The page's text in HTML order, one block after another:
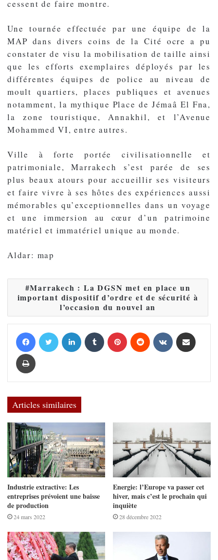
cessent de faire montre.
Une tournée effectuée par une équipe de la
MAP dans divers coins de la Cité ocre a pu
constater de visu la mobilisation de taille ainsi
que les efforts exemplaires déployés par les
différentes équipes de police au niveau de
moult quartiers, places publiques et avenues
notamment, la mythique Place de Jémaâ El Fna,
la zone touristique, Annakhil, et l’Avenue
Mohammed VI, entre autres.
Ville à forte portée civilisationnelle et
patrimoniale, Marrakech s’est parée de ses
plus beaux atours pour accueillir ses visiteurs
et faire vivre à ses hôtes des expériences aussi
mémorables qu’exceptionnelles dans un voyage
et une immersion au cœur d’un patrimoine
matériel et immatériel unique au monde.
Aldar: map
Marrakech : La DGSN met en place un
important dispositif d’ordre et de sécurité à
l’occasion du nouvel an
Articles similaires
Industrie extractive: Les
entreprises prévoient une baisse
de production
24 mars 2022
Energie: l’Europe va passer cet
hiver, mais c’est le prochain qui
inquiète
28 décembre 2022